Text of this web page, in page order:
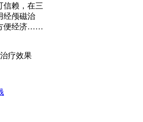
信赖，在三
经颅磁治
便经济……